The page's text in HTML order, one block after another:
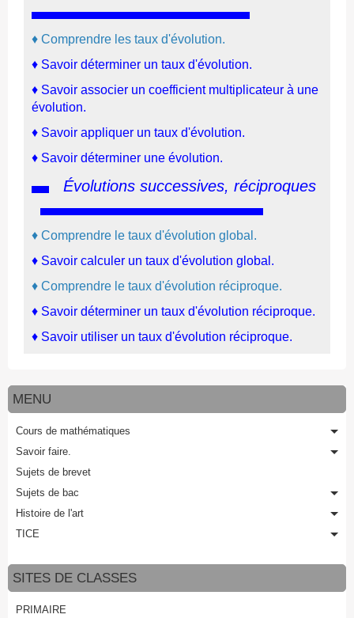
♦ Comprendre les taux d'évolution.
♦ Savoir déterminer un taux d'évolution.
♦ Savoir associer un coefficient multiplicateur à une
évolution.
♦ Savoir appliquer un taux d'évolution.
♦ Savoir déterminer une évolution.
Évolutions successives, réciproques
♦ Comprendre le taux d'évolution global.
♦ Savoir calculer un taux d'évolution global.
♦ Comprendre le taux d'évolution réciproque.
♦ Savoir déterminer un taux d'évolution réciproque.
♦ Savoir utiliser un taux d'évolution réciproque.
MENU
Cours de mathématiques
Savoir faire.
Sujets de brevet
Sujets de bac
Histoire de l'art
TICE
SITES DE CLASSES
PRIMAIRE